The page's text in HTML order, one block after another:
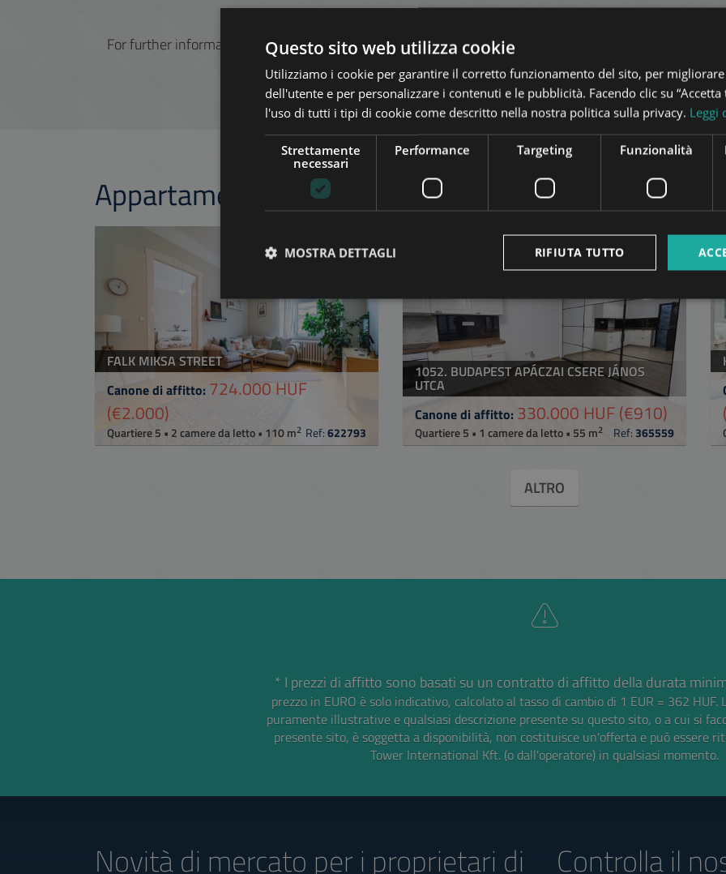
For further information and for the property visits please feel free to contact us.
Appartamenti attinenti nello stesso quartiere di
FALK MIKSA STREET
Canone di affitto: 724.000 HUF
(€2.000)
Quartiere 5 • 2 camere da letto • 110 m2 Ref:622793
AGGIUNGI ALLA LISTA
1052. BUDAPEST APÁCZAI CSERE JÁNOS
UTCA
Canone di affitto: 330.000 HUF(€910)
Quartiere 5 • 1 camere da letto • 55 m2 Ref: 365559
ALTRO
* I prezzi di affitto sono basati su un contratto di affitto della durata
prezzo in EURO è solo indicativo, calcolato al tasso di cambio di 1 EUR = 362 HUF.
puramente illustrative e qualsiasi descrizione presente su questo sito, o a cui si
presente sito, è soggetta a disponibilità, non costituisce un'offerta e può essere
Tower International Kft. (o dall'operatore) in qualsiasi momento.
Novità di mercato per i proprietari di Controlla il
Questo sito web utilizza cookie
Utilizziamo i cookie per garantire il corretto funzionamento del sito, per
dell'utente e per personalizzare i contenuti e le pubblicità. Facendo clic su “Accetta
l'uso di tutti i tipi di cookie come descritto nella nostra politica sulla privacy. Leggi
Strettamente
necessari
Performance Targeting Funzionalità
RIFIUTA TUTTO
MOSTRA DETTAGLI